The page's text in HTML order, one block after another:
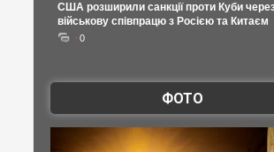
США розширили санкції проти Куби
військову співпрацю з Росією та Китаєм
0
ФОТО